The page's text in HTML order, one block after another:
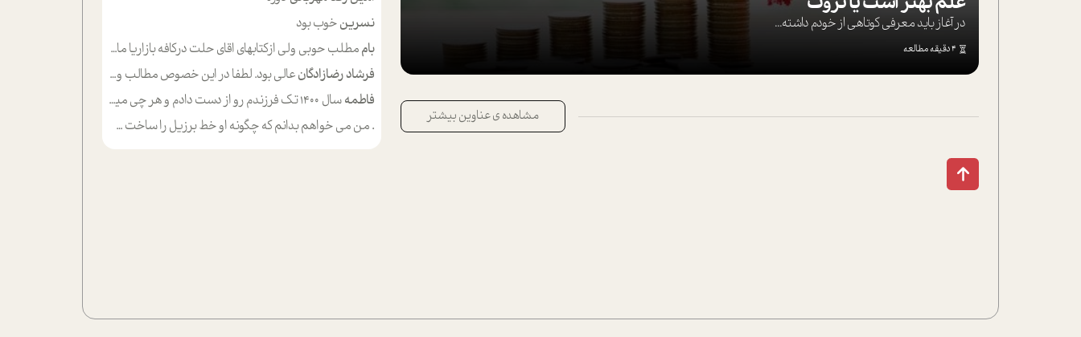
در آغاز باید معرفی کوتاهی از خودم داشته...
4 دقیقه مطالعه
مشاهده ی عناوین بیشتر
نسرینخوب بود
باممطلب حوبی ولی ازکتابهای اقای حلت درکافه بازاریا مایکت میزاشتن رایگان خوب بود ولی هرکدام خلاصه شده ش تومجله از طریق سایت هم خوبه اینکه درزیر اخرصفحه گذاشته شده خب ادم خبره میره نصب میکنه میخونه ولی هرکسی گوشیش ظرفیتش نداره باتشکر
فرشاد رضازادگانعالی بود. لطفا در این خصوص مطالب و مثال های بیشتر ی ارایه دهید
فاطمهسال ۱۴۰۰ تک فرزندم رو از دست دادم و هر چی میگذره حالم بدتر میشه و دلتنگتر تنایی رو ترجیح دادم و معاشرت برام سخت شده
.من می خواهم بدانم که چگونه او خط برزیل را ساخت چگونه با چه چیز هایی